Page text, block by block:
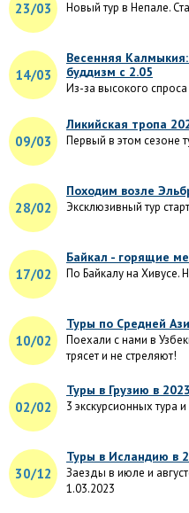
23/03 Новый тур в Непале.
14/03
Весенняя
буддизм с 2.05
Из-за высокого
09/03
Ликийская тропа
Первый в этом сезоне
28/02
Походим возле
Эксклюзивный тур
17/02
Байкал - горящие
По Байкалу на Хивусе.
10/02
Туры по Средней
Поехали с нами в
трясет и не стреляют!
02/02
Туры в Грузию в
3 экскурсионных тура
30/12
Туры в Исландию в
Заезды в июле и
1.03.2023